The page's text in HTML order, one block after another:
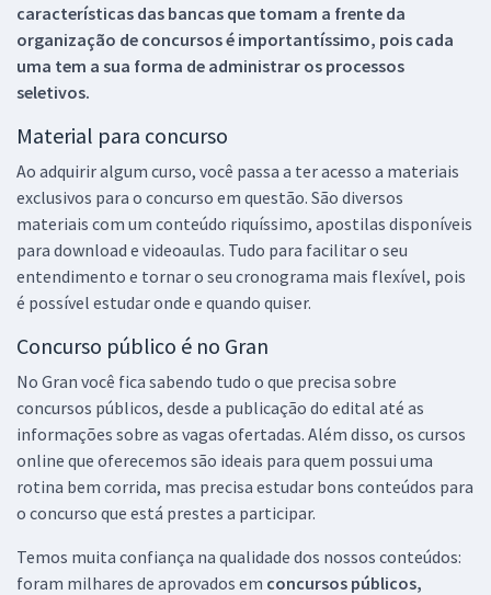
características das bancas que tomam a frente da
organização de concursos é importantíssimo, pois cada
uma tem a sua forma de administrar os processos
seletivos.
Material para concurso
Ao adquirir algum curso, você passa a ter acesso a materiais
exclusivos para o concurso em questão. São diversos
materiais com um conteúdo riquíssimo, apostilas disponíveis
para download e videoaulas. Tudo para facilitar o seu
entendimento e tornar o seu cronograma mais flexível, pois
é possível estudar onde e quando quiser.
Concurso público é no Gran
No Gran você fica sabendo tudo o que precisa sobre
concursos públicos, desde a publicação do edital até as
informações sobre as vagas ofertadas. Além disso, os cursos
online que oferecemos são ideais para quem possui uma
rotina bem corrida, mas precisa estudar bons conteúdos para
o concurso que está prestes a participar.
Temos muita confiança na qualidade dos nossos conteúdos:
foram milhares de aprovados em concursos públicos,